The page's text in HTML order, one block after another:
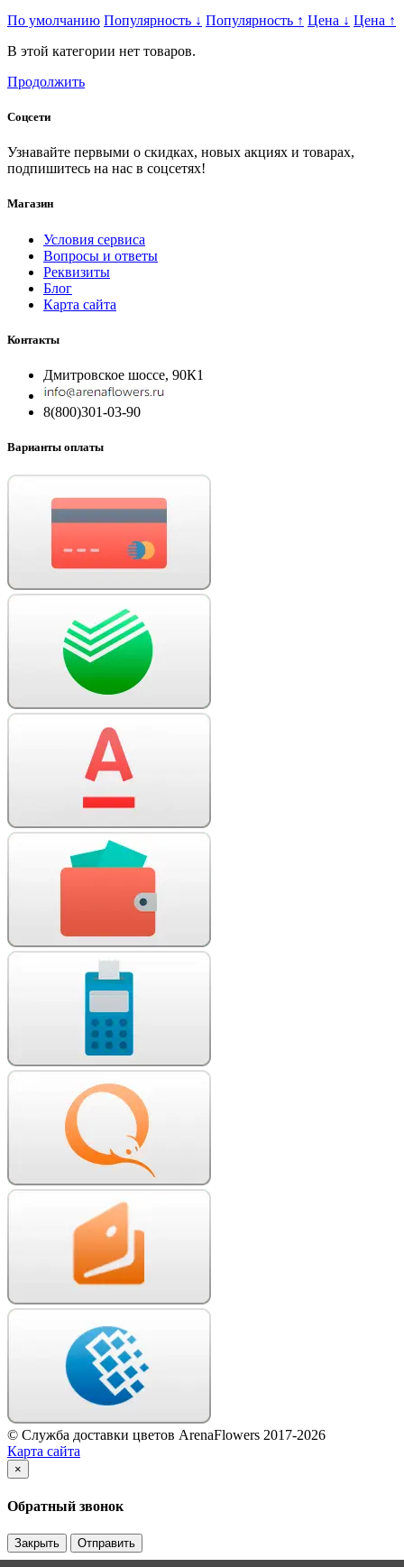
По умолчанию Популярность ↓ Популярность ↑ Цена ↓ Цена ↑
В этой категории нет товаров.
Продолжить
Соцсети
Узнавайте первыми о скидках, новых акциях и товарах,
подпишитесь на нас в соцсетях!
Магазин
Условия сервиса
Вопросы и ответы
Реквизиты
Блог
Карта сайта
Контакты
Дмитровское шоссе, 90К1
8(800)301-03-90
Варианты оплаты
© Служба доставки цветов ArenaFlowers 2017-2026
Карта сайта
×
Обратный звонок
Закрыть Отправить